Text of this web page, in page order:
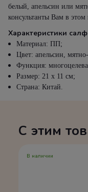
белый, апельсин или
консультанты Вам в этом
Характеристики
Материал: ПП;
Цвет: апельсин,
Функция:
Размер: 21 х 11 см;
Страна: Китай.
С этим
В наличии